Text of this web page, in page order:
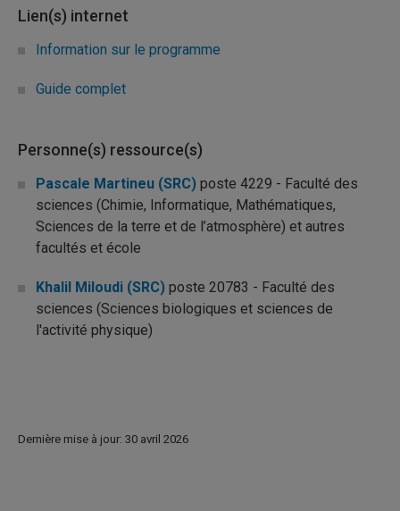
Lien(s) internet
Information sur le programme
Guide complet
Personne(s) ressource(s)
Pascale Martineu (SRC) poste 4229 - Faculté des
sciences (Chimie, Informatique, Mathématiques,
Sciences de la terre et de l’atmosphère) et autres
facultés et école
Khalil Miloudi (SRC) poste 20783 - Faculté des
sciences (Sciences biologiques et sciences de
l'activité physique)
Dernière mise à jour: 30 avril 2026